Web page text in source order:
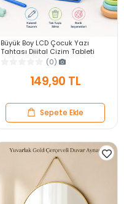
Büyük Boy LCD Çocuk Yazı
Tahtası Dijital Çizim Tableti
Kalemli Silinebilir 8.5′ Oyuncak
(0)
149,90 TL
Sepete Ekle